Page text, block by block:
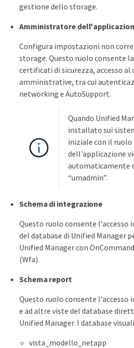
gestione dello storage.
Amministratore
Configura impostazioni non
storage. Questo ruolo consente
certificati di sicurezza, accesso al
amministrative, tra cui
networking e AutoSupport.
Quando Unified
installato sui
iniziale con il
dell'applicazione
automaticamente
“umadmin”.
Schema di integrazione
Questo ruolo consente l'accesso
del database di Unified Manager
Unified Manager con
(Wfa).
Schema report
Questo ruolo consente l'accesso
e ad altre viste del database
Unified Manager. I database
vista_modello_netapp